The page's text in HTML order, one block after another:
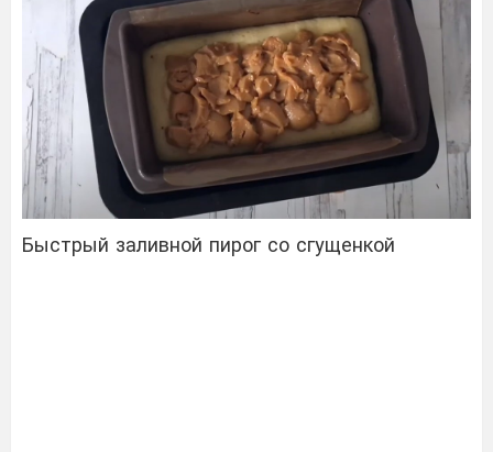
Быстрый заливной пирог со сгущенкой